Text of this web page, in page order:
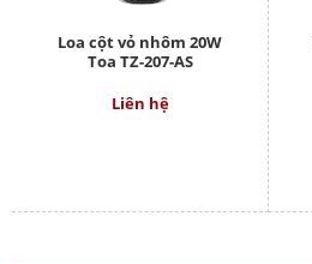
Loa cột vỏ nhôm 20W
Toa TZ-207-AS
Liên hệ